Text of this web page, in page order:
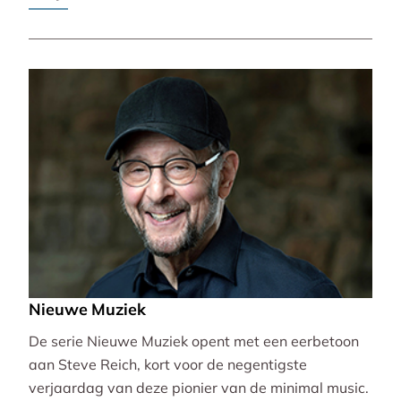
Nieuwe Muziek
De serie Nieuwe Muziek opent met een eerbetoon
aan Steve Reich, kort voor de negentigste
verjaardag van deze pionier van de minimal music.